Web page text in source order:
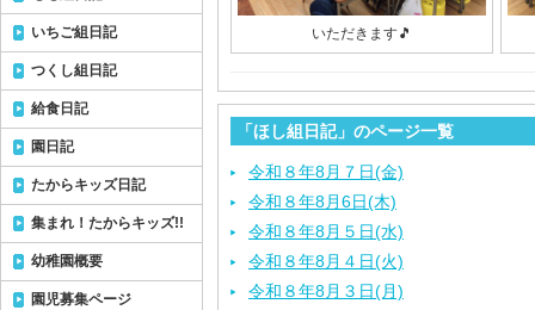
いただきます🎵
「ほし組日記」のページ一覧
令和８年8月７日(金)
令和８年8月6日(木)
令和８年8月５日(水)
令和８年8月４日(火)
令和８年8月３日(月)
いちご組日記
つくし組日記
給食日記
園日記
たからキッズ日記
集まれ！たからキッズ!!
幼稚園概要
園児募集ページ